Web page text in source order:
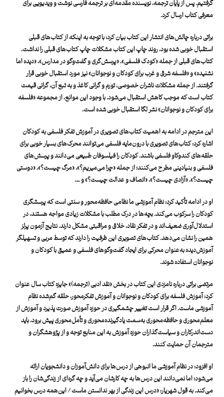
گرفتیم. پس از پایان ترجمه، نویسنده مقدمه‌ای بر ترجمه فارسی نوشت و ویدیویی برای
معرفی کتاب ارسال کرد.
براتی درباره چالش‌های انتشار این کتاب بیان کرد: با توجه به اینکه از کتاب‌های قبلی
استقبال خوبی شده بود، روند چاپ این کتاب مشکلات چاپ کتاب‌های قبلی را نداشت.
کتاب‌های قبلی از جمله «کودک فلسفی»، «پرسش‌گری و گفت‌وگو در مدارس»، «دیده اما
نشنیده» و «فلسفه شرق و غرب برای کودکان و نوجوانان» نیز مورد استقبال خوبی قرار
گرفتند. از جمله مشکلات ناشران خصوصی، تورم و گرانی کاغذ و به تبع آن، گرانی قیمت
کتاب است که موجب کاهش استقبال می‌شود. با وجود این موانع، از مجموعه «فلسفه
برای کودکان و نوجوانان» نشر لگا استقبال خوبی شده است.
این مترجم در ادامه به اهمیت کتاب‌های تصویری در آموزش تفکر فلسفی به کودکان
اشاره کرد: کتاب‌های تصویری با درون‌مایه فلسفی می‌توانند محرک‌های بسیار خوبی برای
حلقه‌های کندوکاو فلسفی باشند. کودکان را فیلسوفان طبیعی می‌دانند و پرسش‌های
فلسفی و بنیادینی مطرح می‌کنند؛ از جمله «چرا می‌میریم؟»، «مرگ چیست؟»، «دوستی
چیست؟»، «آزادی چیست؟»، «انصاف و عدالت چیست؟» و ….
او در ادامه تأکید کرد: نظام آموزشی ما نظامی حافظه‌محور و سنتی است که پرسشگری
کودکان را سرکوب می‌کند. بچه‌ها در درک مطلب با مشکلات زیادی مواجه هستند، در
استدلال‌آوری ضعیف‌اند و در تفکر نقاد، خلاق و مراقبتی مشکل دارند. نتایج آزمون پرلز
همین را نشان می‌دهد. کتاب‌های تصویری این ظرفیت را دارند که توسط مربی و تسهیلگر
آموزش‌دیده به‌عنوان محرکی برای ایجاد گفت‌وگوهای فلسفی و عمیق با کودکان و
نوجوانان استفاده شوند.
مرتضی براتی درباره نامزدی این کتاب در بخش «نقد ادبی (ترجمه)» جایزه کتاب سال عنوان
کرد: آموزش فلسفه برای کودکان و نوجوانان و آموزش تفکرمحور، حلقه گم‌شده نظام
آموزشی ماست. اگر قرار است تغییر چشمگیری در حوزه آموزش صورت پذیرد و آموزش از
معلم‌محوری و حافظه‌محوری به‌سمت یادگیرنده‌محوری و تأمل‌محوری پیش برود، باید
دست‌اندرکاران و سیاست‌گذاران حوزه آموزش به این منابع توجه و از پژوهشگران و
مترجمان آن حمایت کنند.
او افزود: در نظام آموزشی ما انبوهی از درس‌ها برای دانش‌آموزان و دانشجویان ارائه
می‌شود؛ اما نمی‌دانند این درس‌ها به چه کارشان می‌آید و چه گره‌ای از زندگی‌شان را باز
می‌کند. به قول شهریار:«درس این زندگی از بهر ندانستن ماست /این‌همه درس بخوانیم